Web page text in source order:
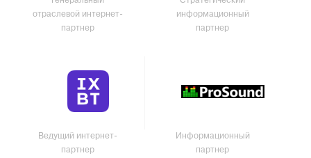
отраслевой интернет-
партнер
информационный
партнер
Ведущий интернет-
партнер
Информационный
партнер